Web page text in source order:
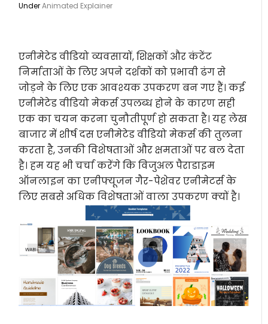
UnderAnimated Explainer
एनीमेटेड वीडियो व्यवसायों, शिक्षकों और कंटेंट
निर्माताओं के लिए अपने दर्शकों को प्रभावी ढंग से
जोड़ने के लिए एक आवश्यक उपकरण बन गए हैं। कई
एनीमेटेड वीडियो मेकर्स उपलब्ध होने के कारण सही
एक का चयन करना चुनौतीपूर्ण हो सकता है। यह लेख
बाजार में शीर्ष दस एनीमेटेड वीडियो मेकर्स की तुलना
करता है, उनकी विशेषताओं और क्षमताओं पर बल देता
है। हम यह भी चर्चा करेंगे कि विजुअल पैराडाइम
ऑनलाइन का एनीफ्यूजन गैर-पेशेवर एनीमेटर्स के
लिए सबसे अधिक विशेषताओं वाला उपकरण क्यों है।